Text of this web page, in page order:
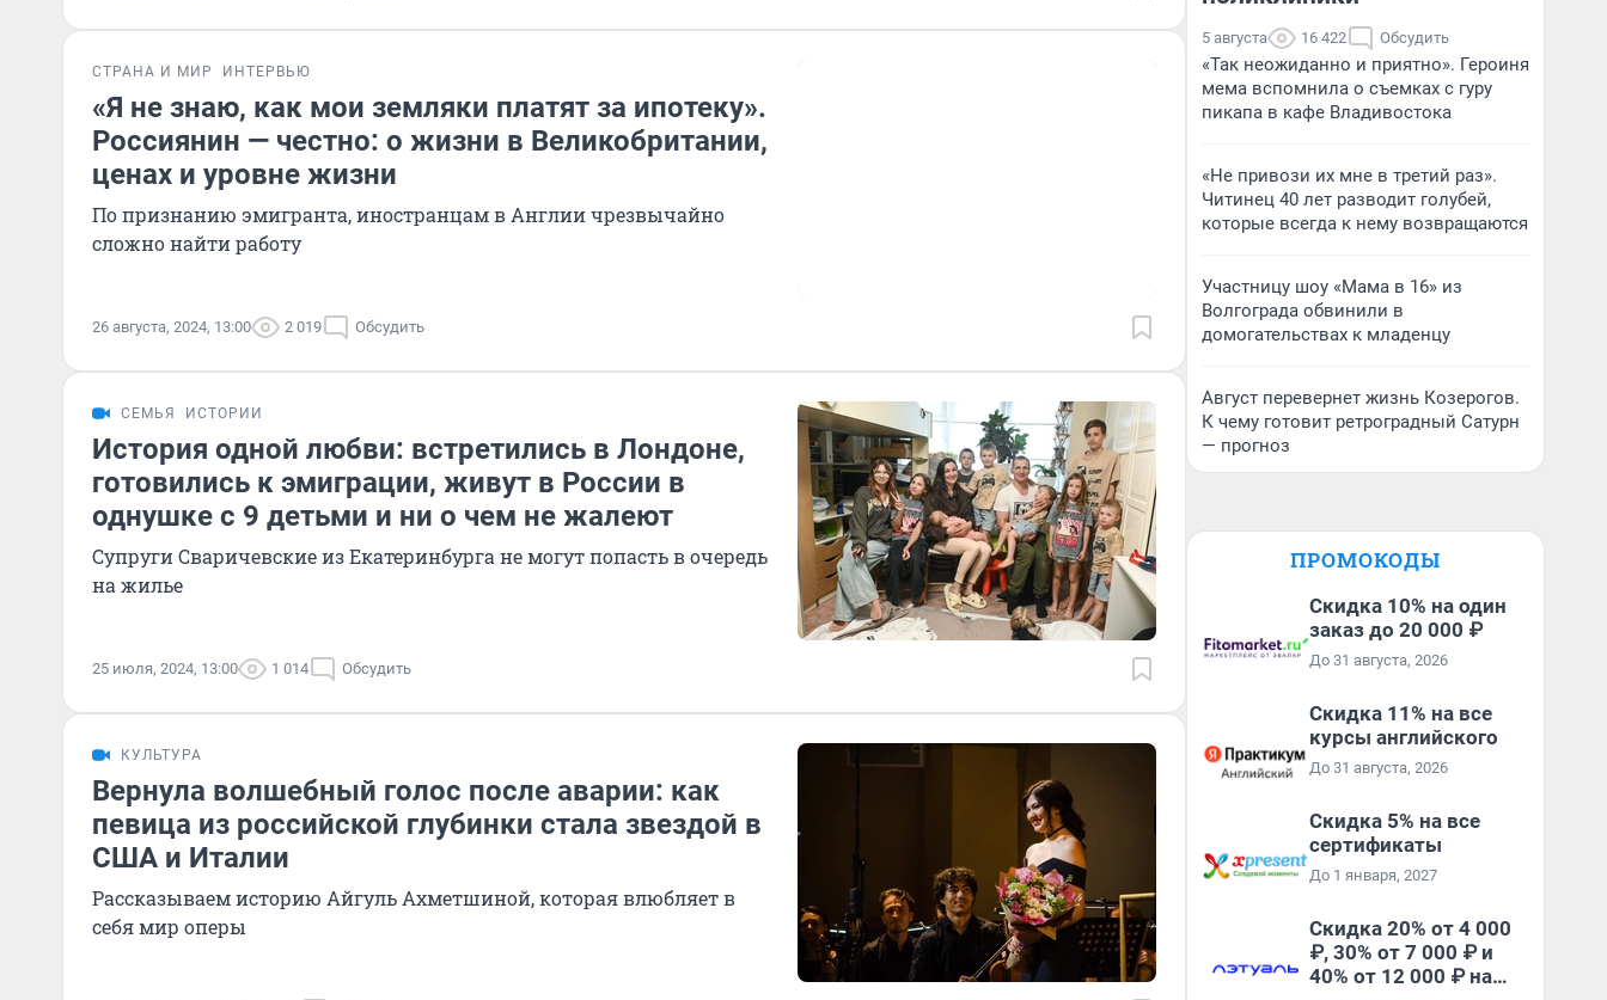
СТРАНА И МИР ИНТЕРВЬЮ
«Я не знаю, как мои земляки платят за ипотеку».
Россиянин — честно: о жизни в Великобритании,
ценах и уровне жизни
По признанию эмигранта, иностранцам в Англии чрезвычайно
сложно найти работу
26 августа, 2024, 13:00 2 019 Обсудить
СЕМЬЯ ИСТОРИИ
История одной любви: встретились в Лондоне,
готовились к эмиграции, живут в России в
однушке с 9 детьми и ни о чем не жалеют
Супруги Сваричевские из Екатеринбурга не могут попасть в очередь
на жилье
25 июля, 2024, 13:00 1 014 Обсудить
КУЛЬТУРА
Вернула волшебный голос после аварии: как
певица из российской глубинки стала звездой в
США и Италии
Рассказываем историю Айгуль Ахметшиной, которая влюбляет в
себя мир оперы
5 августа 16 422 Обсудить
«Так неожиданно и приятно». Героиня
мема вспомнила о съемках с гуру
пикапа в кафе Владивостока
«Не привози их мне в третий раз».
Читинец 40 лет разводит голубей,
которые всегда к нему возвращаются
Участницу шоу «Мама в 16» из
Волгограда обвинили в
домогательствах к младенцу
Август перевернет жизнь Козерогов.
К чему готовит ретроградный Сатурн
— прогноз
ПРОМОКОДЫ
Скидка 10% на один
заказ до 20 000 ₽
До 31 августа, 2026
Скидка 11% на все
курсы английского
До 31 августа, 2026
Скидка 5% на все
сертификаты
До 1 января, 2027
Скидка 20% от 4 000
₽, 30% от 7 000 ₽ и
40% от 12 000 ₽ на